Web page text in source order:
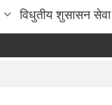
विधुतीय शुसासन सेवा